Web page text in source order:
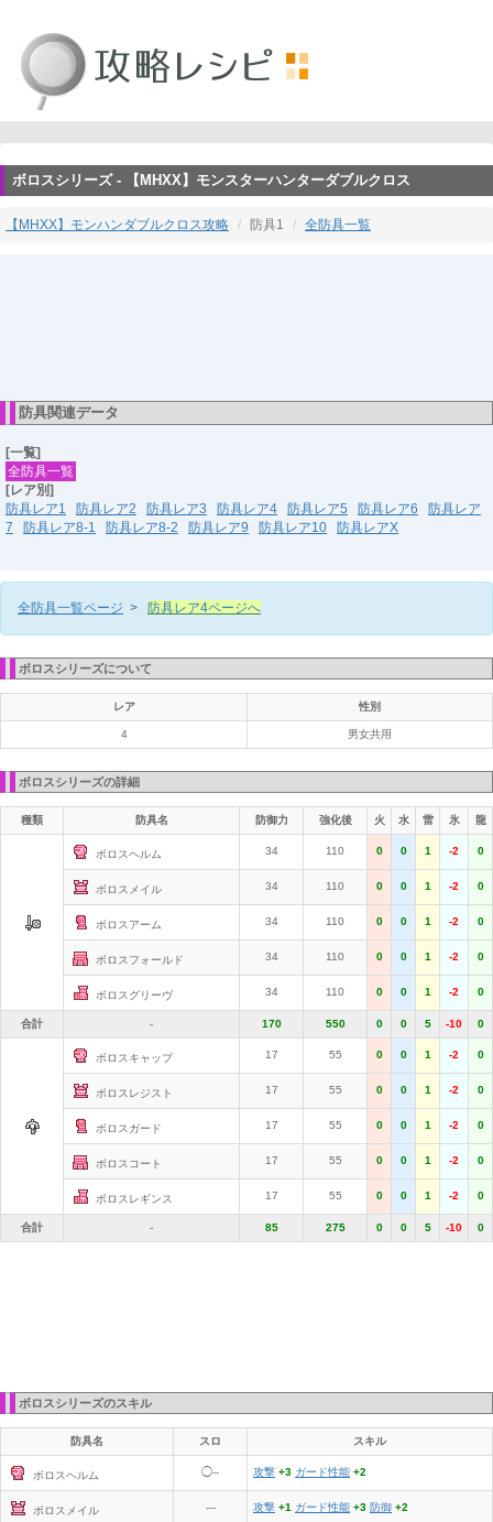
ボロスシリーズ - 【MHXX】モンスターハンターダブルクロス
【MHXX】モンハンダブルクロス攻略 防具1 全防具一覧
防具関連データ
[一覧]
全防具一覧
[レア別]
防具レア1
防具レア2 防具レア3 防具レア4 防具レア5 防具レア6
防具レア
7
防具レア8-1 防具レア8-2 防具レア9 防具レア10 防具レアX
全防具一覧ページ > 防具レア4ページへ
ボロスシリーズについて
レア 性別
4 男女共用
ボロスシリーズの詳細
種類 防具名 防御力 強化後 火 水 雷 氷 龍
ボロスヘルム 34 110 0 0 1 -2 0
ボロスメイル 34 110 0 0 1 -2 0
ボロスアーム 34 110 0 0 1 -2 0
ボロスフォールド 34 110 0 0 1 -2 0
ボロスグリーヴ 34 110 0 0 1 -2 0
合計 - 170 550 0 0 5 -10 0
ボロスキャップ 17 55 0 0 1 -2 0
ボロスレジスト 17 55 0 0 1 -2 0
ボロスガード 17 55 0 0 1 -2 0
ボロスコート 17 55 0 0 1 -2 0
ボロスレギンス 17 55 0 0 1 -2 0
合計 - 85 275 0 0 5 -10 0
ボロスシリーズのスキル
防具名 スロ スキル
ボロスヘルム ◯-- 攻撃 +3 ガード性能 +2
ボロスメイル --- 攻撃 +1 ガード性能 +3 防御 +2